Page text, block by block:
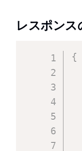
レスポンス
{